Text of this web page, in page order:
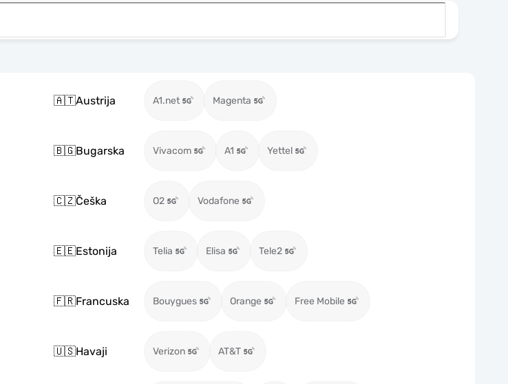
🇦🇹Austrija A1.net Magenta
🇧🇬Bugarska Vivacom A1 Yettel
🇨🇿Češka O2 Vodafone
🇪🇪Estonija Telia Elisa Tele2
🇫🇷Francuska Bouygues Orange Free Mobile
🇺🇸Havaji Verizon AT&T